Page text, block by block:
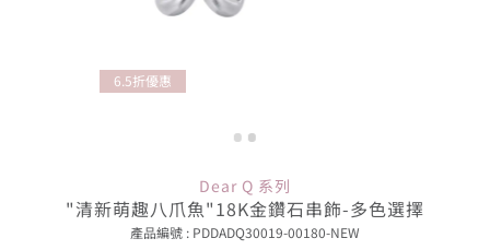
6.5折優惠
Dear Q 系列
"清新萌趣八爪魚"18K金鑽石串飾-多色選擇
產品編號 : PDDADQ30019-00180-NEW